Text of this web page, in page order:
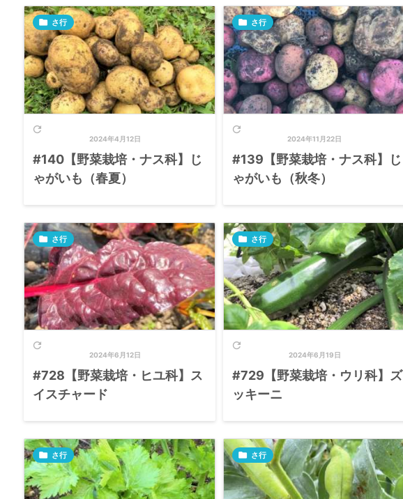

2024年4月12日
 さ行
#140【野菜栽培・ナス科】じ
ゃがいも（春夏）

2024年11月22日
 さ行
#139【野菜栽培・ナス科】じ
ゃがいも（秋冬）

2024年6月12日
 さ行
#728【野菜栽培・ヒユ科】ス
イスチャード

2024年6月19日
 さ行
#729【野菜栽培・ウリ科】ズ
ッキーニ
 さ行  さ行